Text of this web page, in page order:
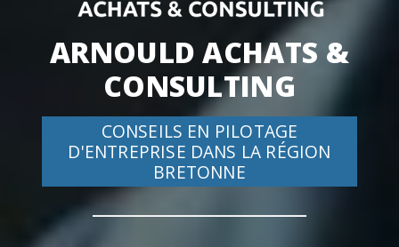
ARNOULD ACHATS &
CONSULTING
CONSEILS EN PILOTAGE
D'ENTREPRISE DANS LA RÉGION
BRETONNE